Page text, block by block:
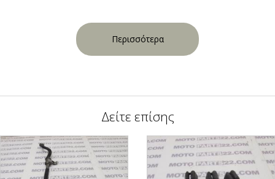
Περισσότερα
Δείτε επίσης